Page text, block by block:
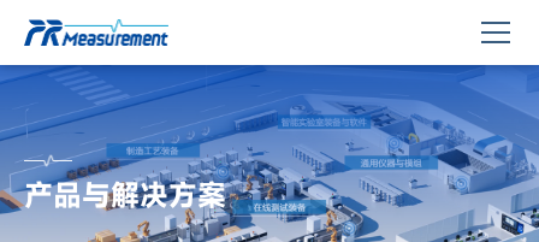
产品与解决方案